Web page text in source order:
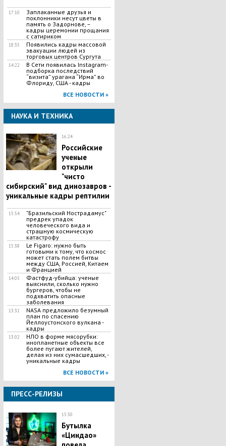
17:10
Заплаканные друзья и
поклонники несут цветы в
память о Задорнове, –
кадры церемонии прощания
с сатириком
18:35
Появились кадры массовой
эвакуации людей из
торговых центров Сургута
14:22
В Сети появилась Іnstagram-
подборка последствий
“визита” урагана “Ирма” во
Флориду, США - кадры
ВСЕ НОВОСТИ »
НАУКА И ТЕХНИКА
16:24
Российские
ученые
открыли
"чисто
сибирский" вид динозавров -
уникальные кадры рептилии
15:54
"Бразильский Нострадамус"
предрек упадок
человеческого вида и
страшную космическую
катастрофу
15:38
Le Figaro: нужно быть
готовыми к тому, что космос
может стать полем битвы
между США, Россией, Китаем
и Францией
14:05
Фастфуд-убийца: ученые
выяснили, сколько нужно
бургеров, чтобы не
подхватить опасные
заболевания
13:31
NASA предложило безумный
план по спасению
Йеллоустонского вулкана -
кадры
13:02
НЛО в форме мясорубки:
инопланетные объекты все
более пугают жителей,
делая из них сумасшедших, -
уникальные кадры
ВСЕ НОВОСТИ »
ПРЕСС-РЕЛИЗЫ
15:30
Бутылка
«Циндао»